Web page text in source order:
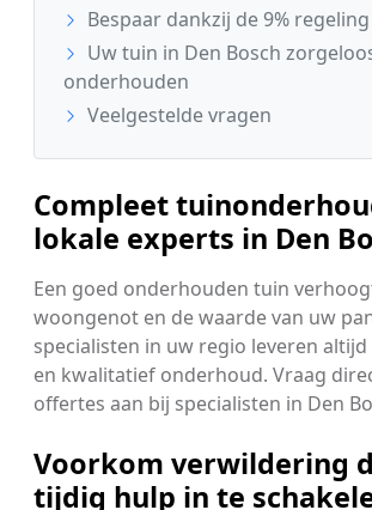
Bespaar dankzij de 9% regeling
Uw tuin in Den Bosch
onderhouden
Veelgestelde vragen
Compleet
lokale experts in Den
Een goed onderhouden tuin
woongenot en de waarde van uw
specialisten in uw regio leveren
en kwalitatief onderhoud. Vraag
offertes aan bij specialisten in Den
Voorkom verwildering
tijdig hulp in te